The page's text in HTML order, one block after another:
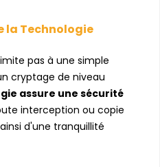
la Technologie
pas à une simple
cryptage de niveau
assure une sécurité
interception ou copie
d'une tranquillité